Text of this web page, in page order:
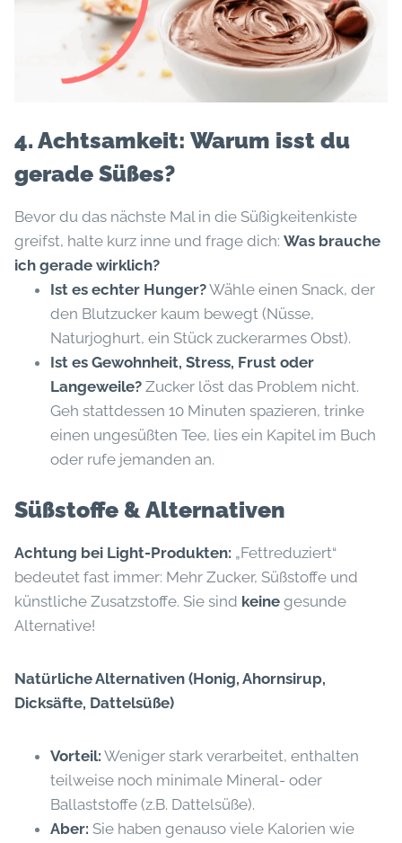
4. Achtsamkeit: Warum isst du
gerade Süßes?
Bevor du das nächste Mal in die Süßigkeitenkiste
greifst, halte kurz inne und frage dich: Was brauche
ich gerade wirklich?
Ist es echter Hunger?Wähle einen Snack, der
den Blutzucker kaum bewegt (Nüsse,
Naturjoghurt, ein Stück zuckerarmes Obst).
Ist es Gewohnheit, Stress, Frust oder
Langeweile? Zucker löst das Problem nicht.
Geh stattdessen 10 Minuten spazieren, trinke
einen ungesüßten Tee, lies ein Kapitel im Buch
oder rufe jemanden an.
Süßstoffe & Alternativen
Achtung bei Light-Produkten: „Fettreduziert“
bedeutet fast immer: Mehr Zucker, Süßstoffe und
künstliche Zusatzstoffe. Sie sind keine gesunde
Alternative!
Natürliche Alternativen (Honig, Ahornsirup,
Dicksäfte, Dattelsüße)
Vorteil: Weniger stark verarbeitet, enthalten
teilweise noch minimale Mineral- oder
Ballaststoffe (z.B. Dattelsüße).
Aber: Sie haben genauso viele Kalorien wie